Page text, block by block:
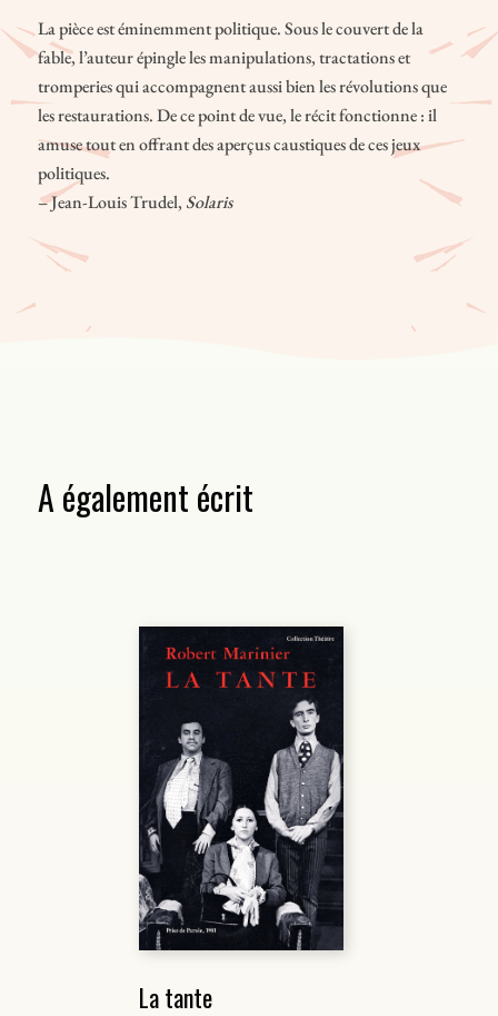
La pièce est éminemment politique. Sous le couvert de la
fable, l’auteur épingle les manipulations, tractations et
tromperies qui accompagnent aussi bien les révolutions que
les restaurations. De ce point de vue, le récit fonctionne : il
amuse tout en offrant des aperçus caustiques de ces jeux
politiques.
– Jean-Louis Trudel, Solaris
A également écrit
La tante